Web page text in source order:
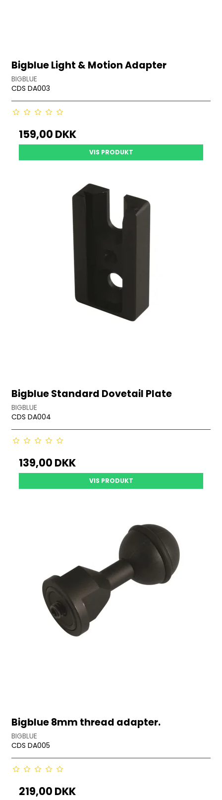
Bigblue Light & Motion Adapter
BIGBLUE
CDS DA003
159,00 DKK
VIS PRODUKT
Bigblue Standard Dovetail Plate
BIGBLUE
CDS DA004
139,00 DKK
VIS PRODUKT
Bigblue 8mm thread adapter.
BIGBLUE
CDS DA005
219,00 DKK